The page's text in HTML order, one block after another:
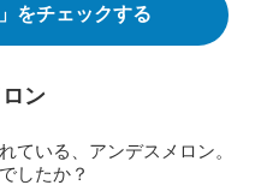
をチェックする
ン
ている、アンデスメロン。
したか？